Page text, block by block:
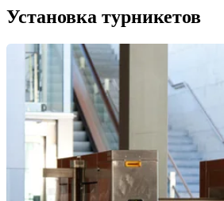
Установка турникетов